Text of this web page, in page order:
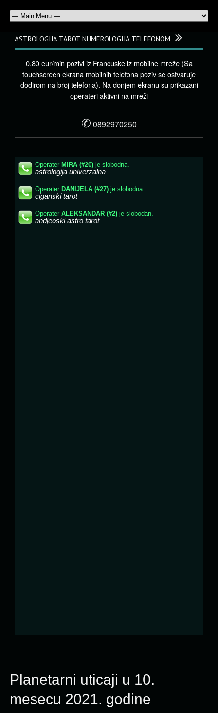
Planetarni uticaji u 10.
mesecu 2021. godine
ASTROLOGIJA TAROT NUMEROLOGIJA TELEFONOM
0.80 eur/min pozivi iz Francuske iz mobilne mreže (Sa
touchscreen ekrana mobilnih telefona poziv se ostvaruje
dodirom na broj telefona). Na donjem ekranu su prikazani
operateri aktivni na mreži
✆ 0892970250